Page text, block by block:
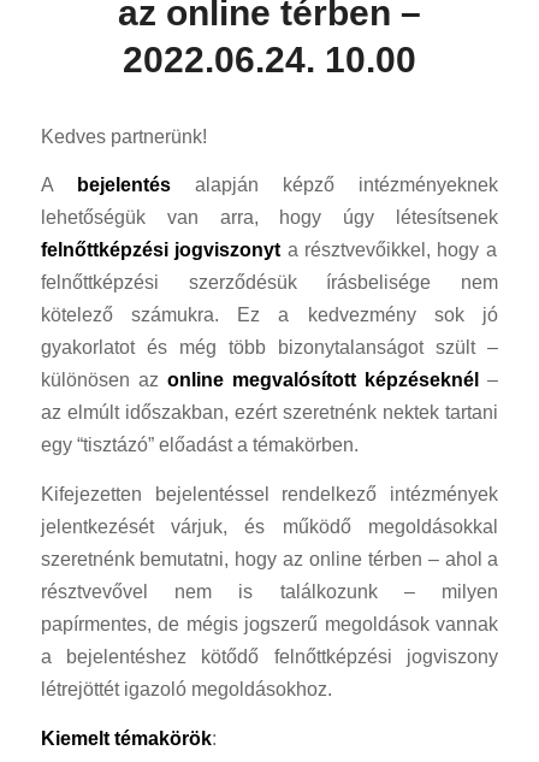
az online térben –
2022.06.24. 10.00
Kedves partnerünk!
A bejelentésalapján képző intézményeknek
lehetőségük van arra, hogy úgy létesítsenek
felnőttképzési jogviszonyt a résztvevőikkel, hogy a
felnőttképzési szerződésük írásbelisége nem
kötelező számukra. Ez a kedvezmény sok jó
gyakorlatot és még több bizonytalanságot szült –
különösen az online megvalósított képzéseknél –
az elmúlt időszakban, ezért szeretnénk nektek tartani
egy “tisztázó” előadást a témakörben.
Kifejezetten bejelentéssel rendelkező intézmények
jelentkezését várjuk, és működő megoldásokkal
szeretnénk bemutatni, hogy az online térben – ahol a
résztvevővel nem is találkozunk – milyen
papírmentes, de mégis jogszerű megoldások vannak
a bejelentéshez kötődő felnőttképzési jogviszony
létrejöttét igazoló megoldásokhoz.
Kiemelt témakörök: